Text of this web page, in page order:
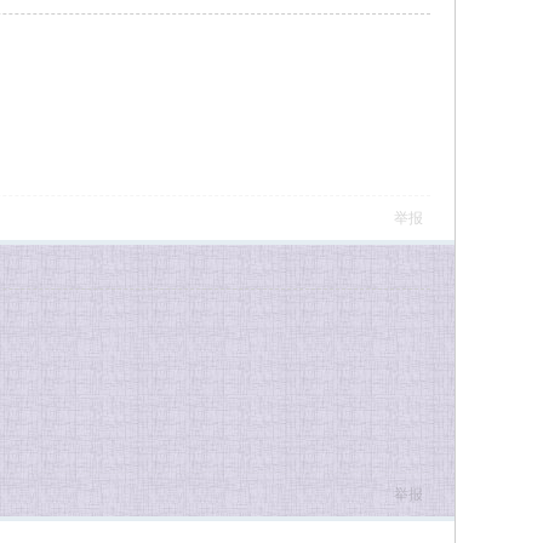
举报
举报